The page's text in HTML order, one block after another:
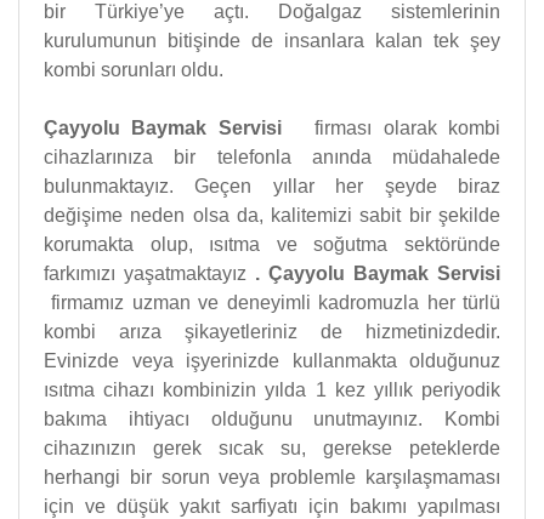
bir Türkiye’ye açtı. Doğalgaz sistemlerinin
kurulumunun bitişinde de insanlara kalan tek şey
kombi sorunları oldu.
Çayyolu Baymak Servisifirması olarak kombi
cihazlarınıza bir telefonla anında müdahalede
bulunmaktayız. Geçen yıllar her şeyde biraz
değişime neden olsa da, kalitemizi sabit bir şekilde
korumakta olup, ısıtma ve soğutma sektöründe
farkımızı yaşatmaktayız . Çayyolu Baymak Servisi
firmamız uzman ve deneyimli kadromuzla her türlü
kombi arıza şikayetleriniz de hizmetinizdedir.
Evinizde veya işyerinizde kullanmakta olduğunuz
ısıtma cihazı kombinizin yılda 1 kez yıllık periyodik
bakıma ihtiyacı olduğunu unutmayınız. Kombi
cihazınızın gerek sıcak su, gerekse peteklerde
herhangi bir sorun veya problemle karşılaşmaması
için ve düşük yakıt sarfiyatı için bakımı yapılması